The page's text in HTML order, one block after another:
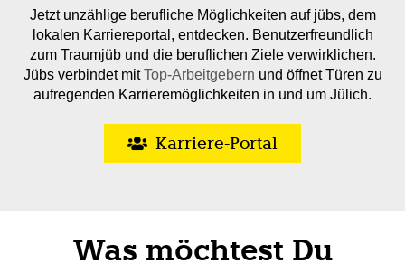
Jetzt unzählige berufliche Möglichkeiten auf jübs, dem
lokalen Karriereportal, entdecken. Benutzerfreundlich
zum Traumjüb und die beruflichen Ziele verwirklichen.
Jübs verbindet mitTop-Arbeitgebern und öffnet Türen zu
aufregenden Karrieremöglichkeiten in und um Jülich.
Karriere-Portal
Was möchtest Du